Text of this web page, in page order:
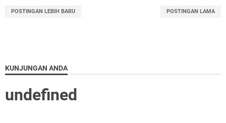
POSTINGAN LEBIH BARU POSTINGAN LAMA
KUNJUNGAN ANDA
undefned